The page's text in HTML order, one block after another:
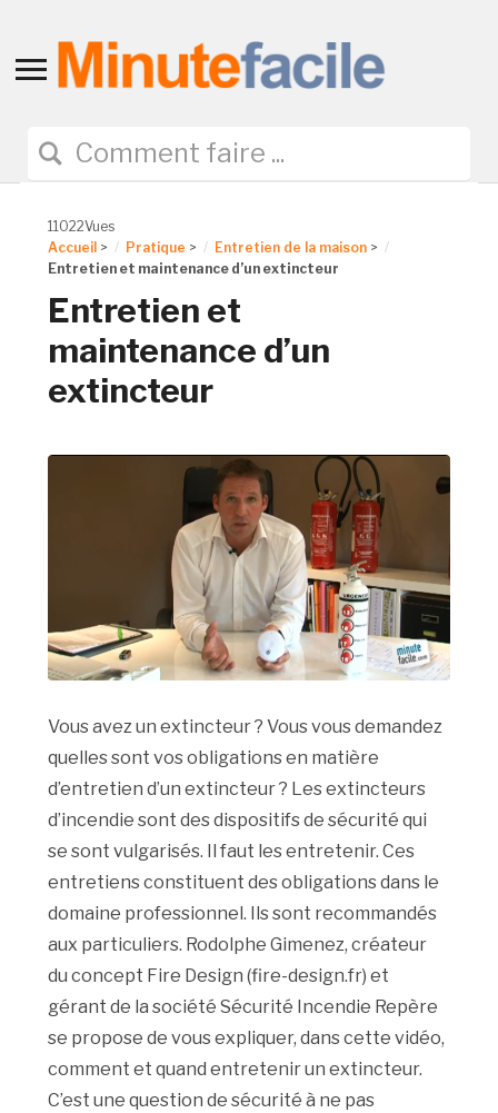
Toggle
navigation
11022Vues
Accueil > Pratique > Entretien de la maison >
Entretien et maintenance d’un extincteur
Entretien et
maintenance d’un
extincteur
Vous avez un extincteur ? Vous vous demandez
quelles sont vos obligations en matière
d’entretien d’un extincteur ? Les extincteurs
d’incendie sont des dispositifs de sécurité qui
se sont vulgarisés. Il faut les entretenir. Ces
entretiens constituent des obligations dans le
domaine professionnel. Ils sont recommandés
aux particuliers. Rodolphe Gimenez, créateur
du concept Fire Design (fire-design.fr) et
gérant de la société Sécurité Incendie Repère
se propose de vous expliquer, dans cette vidéo,
comment et quand entretenir un extincteur.
C’est une question de sécurité à ne pas